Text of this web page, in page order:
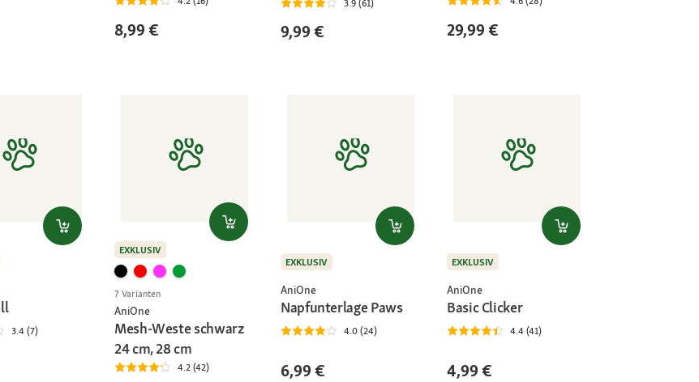
8,99 €
3.9 (61)
9,99 € 29,99 €
3.4 (7)
EXKLUSIV
7 Varianten
AniOne
Mesh-Weste schwarz
24 cm, 28 cm
4.2 (42)
EXKLUSIV
AniOne
Napfunterlage Paws
4.0 (24)
6,99 €
EXKLUSIV
AniOne
Basic Clicker
4.4 (41)
4,99 €